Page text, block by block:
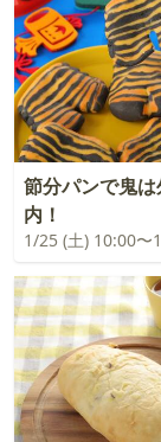
節分パンで鬼
内！
1/25 (土) 10:00〜